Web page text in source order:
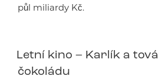
půl miliardy Kč.
Letní kino – Karlík a
čokoládu